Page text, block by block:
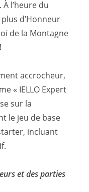
l’heure du
d’Honneur
de la Montagne
accrocheur,
« IELLO Expert
sur la
le jeu de base
incluant
et des parties